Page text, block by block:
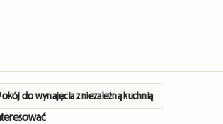
do wynajęcia z niezależną kuchnią